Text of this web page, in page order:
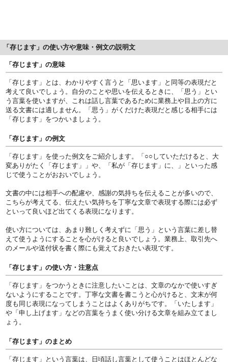
「存じます」の使い方や意味・例文の説明文
「存じます」の意味
「存じます」とは、わかりやすく言うと「思います」と同等の表現だと
考えて良いでしょう。自分のことや思いを伝えるときに、「思う」とい
う言葉を使いますが、これは話し言葉であるために業務上や目上の方に
送る文書には適しません。「思う」がくだけた表現だと感じる相手には
「存じます」をつかいましょう。
「存じます」の例文
「存じます」を使った例文をご紹介します。「○○していただけると、大
変ありがたく「存じます」」や、「私が「存じます」に、」といった感
じで使うことがおおいでしょう。
文書の中には相手への配慮や、感謝の気持ちを伝えることが多いので、
こちらが考えてる、伝えたい気持ちを丁寧な文章で表現する際には必ず
といって良いほど出てくる表現になります。
使い方については、あまり難しく考えずに「思う」という言葉に差し替
えて使うようにすることを心がけると良いでしょう。業務上、取引先へ
のメールや送付状を書く際にも覚えておきたい表現です。
「存じます」の使い方・注意点
「存じます」をつかうときに注意したいことは、文章のなかで使いすぎ
ないようにすることです。丁寧な文書を書こうと心がけると、文末が何
度も同じ表現になってしまうことはよくありがちです。「いたします」
や「申し上げます」などの言葉をうまく使い分ける文章を組み立てまし
ょう。
「存じます」のまとめ
「存じます」という言葉は、日頃話し言葉として使うことはほとんどな